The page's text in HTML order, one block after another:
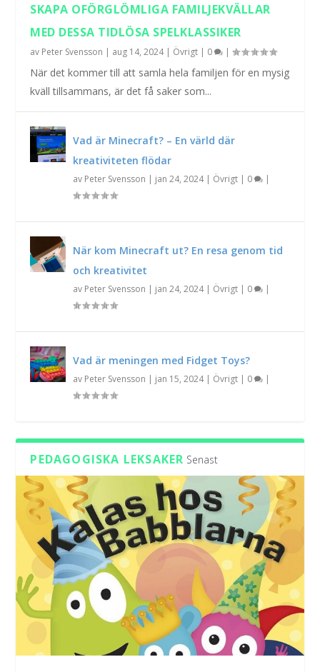
SKAPA OFÖRGLÖMLIGA FAMILJEKVÄLLAR
MED DESSA TIDLÖSA SPELKLASSIKER
av Peter Svensson | aug 14, 2024| Övrigt | 0 |
När det kommer till att samla hela familjen för en mysig
kväll tillsammans, är det få saker som...
Vad är Minecraft? – En värld där
kreativiteten flödar
av Peter Svensson | jan 24, 2024| Övrigt | 0 |
När kom Minecraft ut? En resa genom tid
och kreativitet
av Peter Svensson | jan 24, 2024| Övrigt | 0 |
Vad är meningen med Fidget Toys?
av Peter Svensson | jan 15, 2024| Övrigt | 0 |
PEDAGOGISKA LEKSAKER Senast